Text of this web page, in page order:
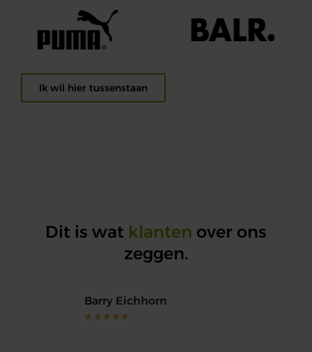
Ik wil hier tussenstaan
Dit is wat klanten over ons
zeggen.
Barry Eichhorn
★ ★ ★ ★ ★